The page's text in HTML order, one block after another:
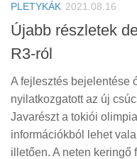
PLETYKÁK 2021.08.16
Újabb részletek
R3-ról
A fejlesztés bejelentése
nyilatkozgatott az új
Javarészt a tokiói
információkból lehet
illetően. A neten keringő